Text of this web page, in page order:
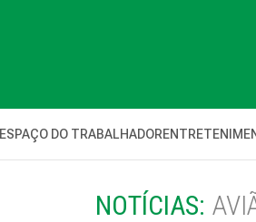
ESPAÇO DO TRABALHADOR
NOTÍCIAS: